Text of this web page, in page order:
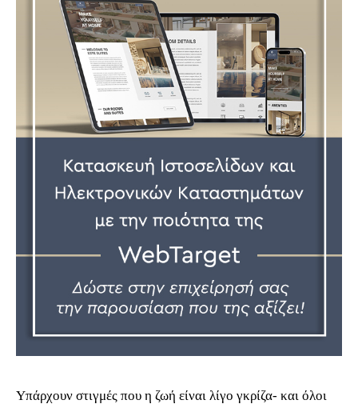
Υπάρχουν στιγμές που η ζωή είναι λίγο γκρίζα- και όλοι